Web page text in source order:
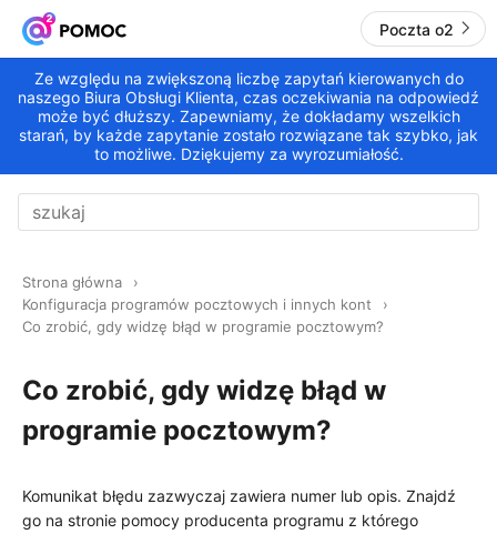
Poczta o2
Ze względu na zwiększoną liczbę zapytań kierowanych do
naszego Biura Obsługi Klienta, czas oczekiwania na odpowiedź
może być dłuższy. Zapewniamy, że dokładamy wszelkich
starań, by każde zapytanie zostało rozwiązane tak szybko, jak
to możliwe. Dziękujemy za wyrozumiałość.
Strona główna
Konfiguracja programów pocztowych i innych kont
Co zrobić, gdy widzę błąd w programie pocztowym?
Co zrobić, gdy widzę błąd w
programie pocztowym?
Komunikat błędu zazwyczaj zawiera numer lub opis. Znajdź
go na stronie pomocy producenta programu z którego